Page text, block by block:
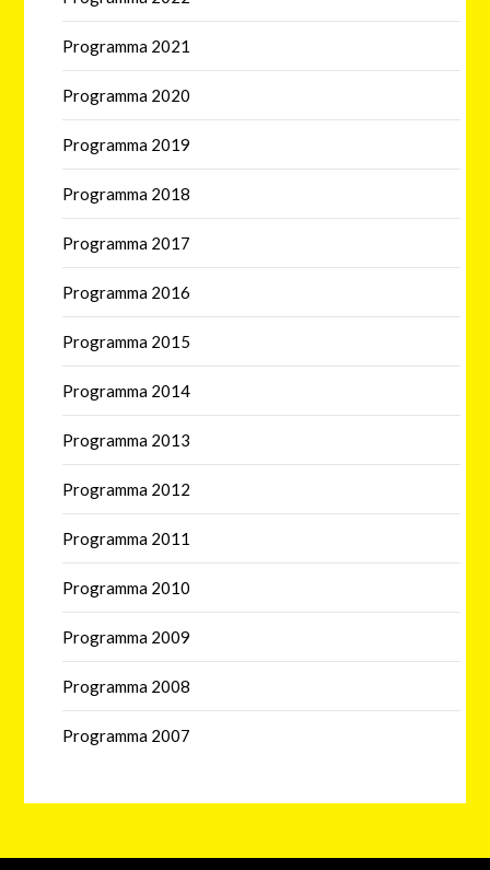
Programma 2021
Programma 2020
Programma 2019
Programma 2018
Programma 2017
Programma 2016
Programma 2015
Programma 2014
Programma 2013
Programma 2012
Programma 2011
Programma 2010
Programma 2009
Programma 2008
Programma 2007